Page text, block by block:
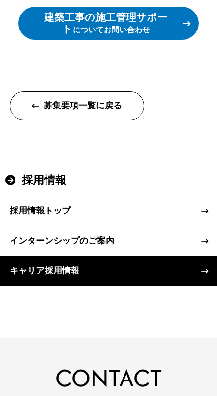
CSR
お問い合わせ
お知らせ
用語集
協力業者の皆様へ
建築工事の施工管理サポー
ト についてお問い合わせ
募集要項一覧に戻る
採用情報
採用情報トップ
インターンシップのご案内
キャリア採用情報
CONTACT